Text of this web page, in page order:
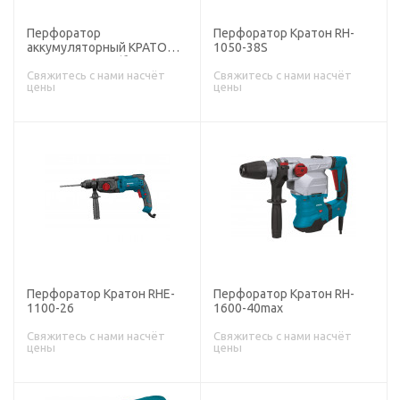
Перфоратор
аккумуляторный КРАТОН
ЗУ)
Свяжитесь с нами насчёт
цены
Перфоратор Кратон RH-
1050-38S
Свяжитесь с нами насчёт
цены
Перфоратор Кратон RHE-
1100-26
Свяжитесь с нами насчёт
цены
Перфоратор Кратон RH-
1600-40max
Свяжитесь с нами насчёт
цены